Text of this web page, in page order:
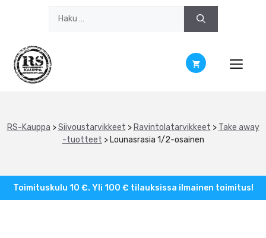
RS-Kauppa >Siivoustarvikkeet > Ravintolatarvikkeet > Take away
-tuotteet > Lounasrasia 1/2-osainen
Toimituskulu 10 €. Yli 100 € tilauksissa ilmainen toimitus!